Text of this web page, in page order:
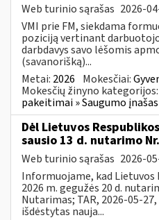
Web turinio sąrašas 2026-
VMI prie FM, siekdama
poziciją vertinant
darbdavys savo lėšomis
(savanorišką)...
Metai: 2026 Mokesčiai:
Mokesčių žinyno kategorijos:
pakeitimai » Saugumo
Dėl Lietuvos
sausio 13 d. nutarimo
Web turinio sąrašas 2026-
Informuojame, kad Lietuvos
2026 m. gegužės 20 d.
Nutarimas; TAR, 2026-05-
išdėstytas nauja...